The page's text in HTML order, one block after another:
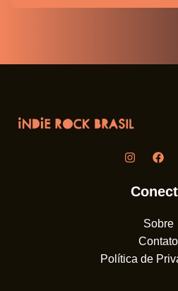
Sobre
Contato
Política de